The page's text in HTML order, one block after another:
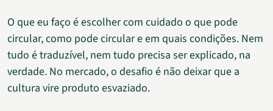
O que eu faço é escolher com cuidado o que pode
circular, como pode circular e em quais condições. Nem
tudo é traduzível, nem tudo precisa ser explicado, na
verdade. No mercado, o desafio é não deixar que a
cultura vire produto esvaziado.